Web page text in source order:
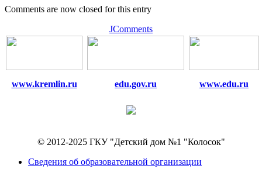
Comments are now closed for this entry
JComments
www.kremlin.ru edu.gov.ru www.edu.ru
© 2012-2025 ГКУ "Детский дом №1 "Колосок"
Сведения об образовательной организации